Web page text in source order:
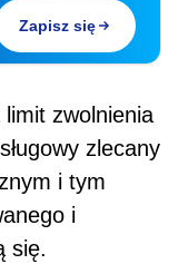
Zapisz się
zwolnienia
zlecany
i tym
i
się.